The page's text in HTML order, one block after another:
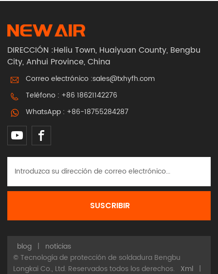
DIRECCIÓN :Heliu Town, Huaiyuan County, Bengbu
City, Anhui Province, China
Correo electrónico :sales@txhyfh.com
Teléfono : +86 18621142276
WhatsApp : +86-18755284287
blog |
noticias
© Tecnología de protección de soldadura Bengbu
Longkai Co., Ltd. Reservados todos los derechos.
Xml |